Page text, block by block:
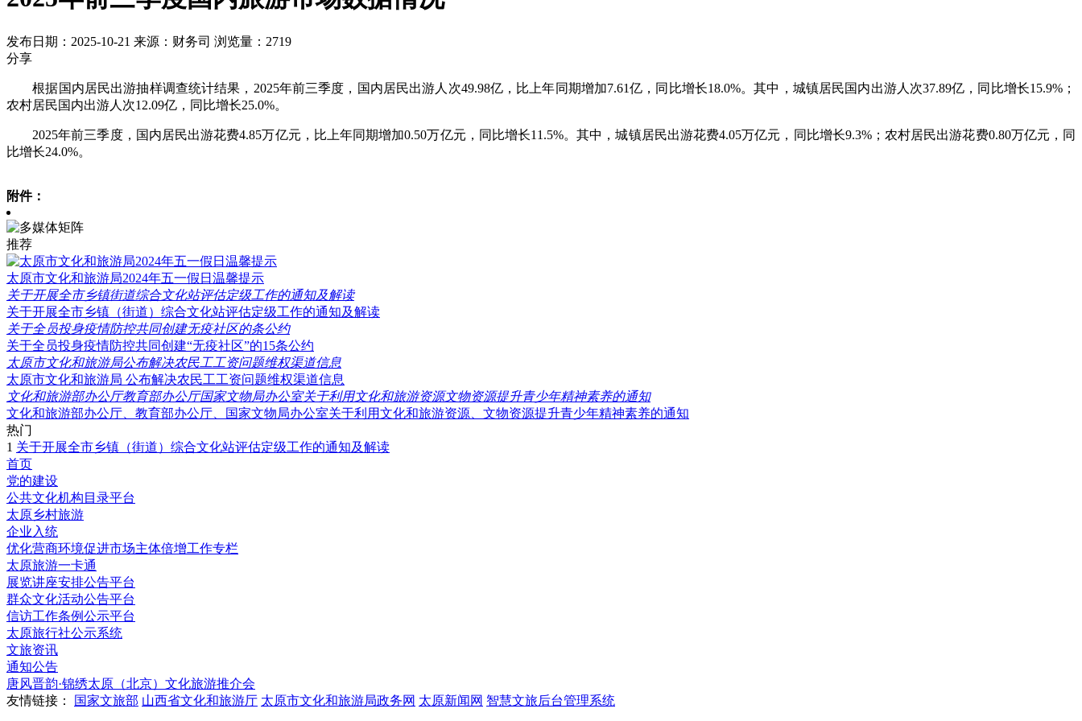
发布日期：2025-10-21 来源：财务司 浏览量：2719
分享
根据国内居民出游抽样调查统计结果， 2025年前三季度，国内居民出游人次49.98亿，比上年同期增加7.61亿，同比增长18.0%。其中，城镇居民国内出游人次37.89亿，同比增长15.9%；
农村居民国内出游人次12.09亿，同比增长25.0%。
2025年前三季度，国内居民出游花费4.85万亿元，比上年同期增加0.50万亿元，同比增长11.5%。其中，城镇居民出游花费4.05万亿元，同比增长9.3%；农村居民出游花费0.80万亿元，同
比增长24.0%。
附件：
推荐
太原市文化和旅游局2024年五一假日温馨提示
关于开展全市乡镇街道综合文化站评估定级工作的通知及解读
关于开展全市乡镇（街道）综合文化站评估定级工作的通知及解读
关于全员投身疫情防控共同创建无疫社区的条公约
关于全员投身疫情防控共同创建“无疫社区”的15条公约
太原市文化和旅游局公布解决农民工工资问题维权渠道信息
太原市文化和旅游局 公布解决农民工工资问题维权渠道信息
文化和旅游部办公厅教育部办公厅国家文物局办公室关于利用文化和旅游资源文物资源提升青少年精神素养的通知
文化和旅游部办公厅、教育部办公厅、国家文物局办公室关于利用文化和旅游资源、文物资源提升青少年精神素养的通知
热门
1 关于开展全市乡镇（街道）综合文化站评估定级工作的通知及解读
首页
党的建设
公共文化机构目录平台
太原乡村旅游
企业入统
优化营商环境促进市场主体倍增工作专栏
太原旅游一卡通
展览讲座安排公告平台
群众文化活动公告平台
信访工作条例公示平台
太原旅行社公示系统
文旅资讯
通知公告
唐风晋韵·锦绣太原（北京）文化旅游推介会
友情链接：
国家文旅部 山西省文化和旅游厅 太原市文化和旅游局政务网 太原新闻网 智慧文旅后台管理系统